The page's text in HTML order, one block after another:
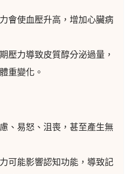
會使血壓升高，增加心臟病
壓力導致皮質醇分泌過量，
重變化。
、易怒、沮喪，甚至產生無
可能影響認知功能，導致記